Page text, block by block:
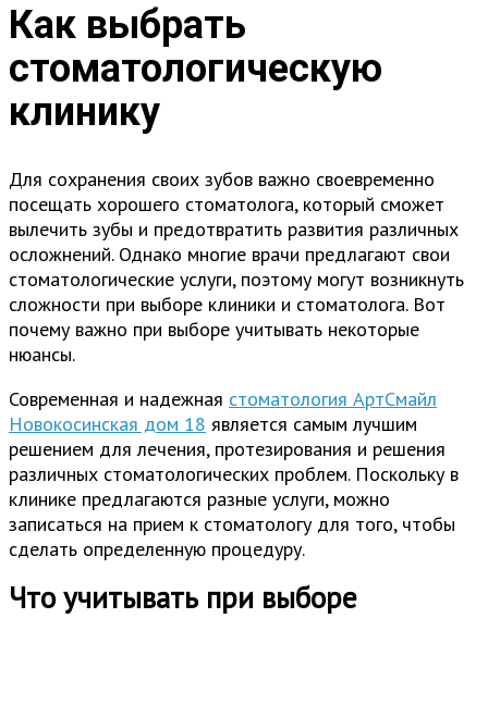
Как выбрать
стоматологическую
клинику
Для сохранения своих зубов важно своевременно
посещать хорошего стоматолога, который сможет
вылечить зубы и предотвратить развития различных
осложнений. Однако многие врачи предлагают свои
стоматологические услуги, поэтому могут возникнуть
сложности при выборе клиники и стоматолога. Вот
почему важно при выборе учитывать некоторые
нюансы.
Современная и надежная стоматология АртСмайл
Новокосинская дом 18 является самым лучшим
решением для лечения, протезирования и решения
различных стоматологических проблем. Поскольку в
клинике предлагаются разные услуги, можно
записаться на прием к стоматологу для того, чтобы
сделать определенную процедуру.
Что учитывать при выборе